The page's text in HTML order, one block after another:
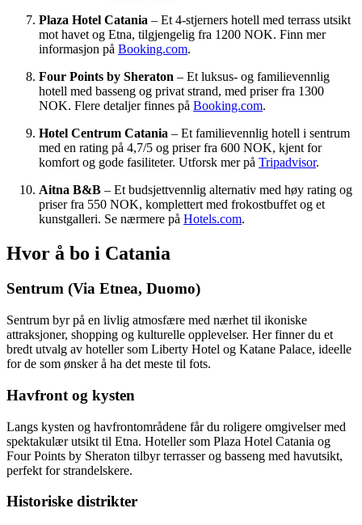
Plaza Hotel Catania – Et 4-stjerners hotell med terrass utsikt
mot havet og Etna, tilgjengelig fra 1200 NOK. Finn mer
informasjon på Booking.com.
Four Points by Sheraton – Et luksus- og familievennlig
hotell med basseng og privat strand, med priser fra 1300
NOK. Flere detaljer finnes på Booking.com.
Hotel Centrum Catania – Et familievennlig hotell i sentrum
med en rating på 4,7/5 og priser fra 600 NOK, kjent for
komfort og gode fasiliteter. Utforsk mer på Tripadvisor.
Aitna B&B – Et budsjettvennlig alternativ med høy rating og
priser fra 550 NOK, komplettert med frokostbuffet og et
kunstgalleri. Se nærmere på Hotels.com.
Hvor å bo i Catania
Sentrum (Via Etnea, Duomo)
Sentrum byr på en livlig atmosfære med nærhet til ikoniske
attraksjoner, shopping og kulturelle opplevelser. Her finner du et
bredt utvalg av hoteller som Liberty Hotel og Katane Palace, ideelle
for de som ønsker å ha det meste til fots.
Havfront og kysten
Langs kysten og havfrontområdene får du roligere omgivelser med
spektakulær utsikt til Etna. Hoteller som Plaza Hotel Catania og
Four Points by Sheraton tilbyr terrasser og basseng med havutsikt,
perfekt for strandelskere.
Historiske distrikter